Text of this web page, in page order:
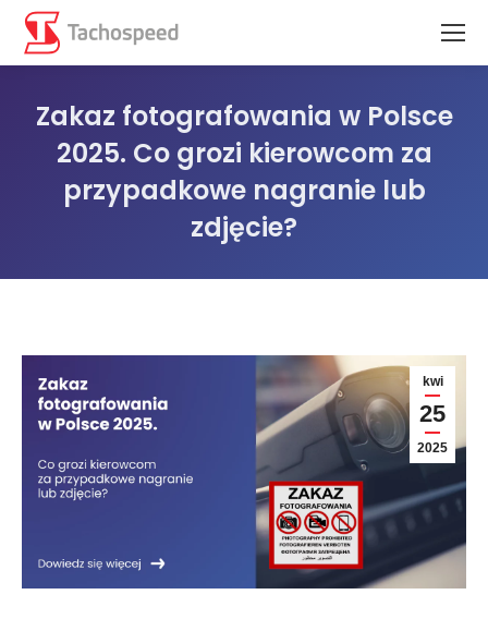
Zakaz fotografowania w Polsce
2025. Co grozi kierowcom za
przypadkowe nagranie lub
zdjęcie?
kwi
25
2025